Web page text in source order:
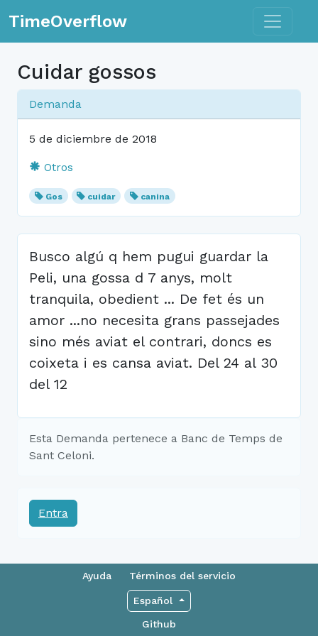
TimeOverflow Toggle
Cuidar gossos
Demanda
5 de diciembre de 2018
Otros
Gos cuidar canina
Busco algú q hem pugui guardar la
Peli, una gossa d 7 anys, molt
tranquila, obedient ... De fet és un
amor ...no necesita grans passejades
sino més aviat el contrari, doncs es
coixeta i es cansa aviat. Del 24 al 30
del 12
Esta Demanda pertenece a Banc de Temps de
Sant Celoni.
Entra
Ayuda Términos del servicio
Español
Github